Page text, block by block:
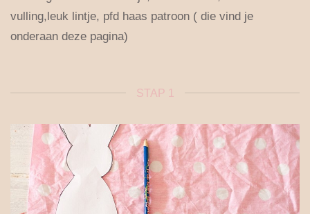
vulling,leuk lintje, pfd haas patroon ( die vind je
onderaan deze pagina)
STAP 1